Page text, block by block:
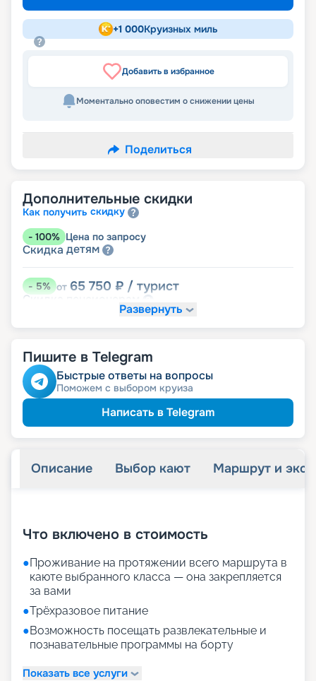
+1 000Круизных миль
Добавить в избранное
Моментально оповестим о снижении цены
Поделиться
Дополнительные скидки
Как получить скидку
- 100% Цена по запросу
Скидка детям
-5% от 65 750 ₽ / турист
Скидка
Развернуть
Пишите в Telegram
Быстрые ответы на вопросы
Поможем с выбором круиза
Написать в Telegram
Описание Выбор кают Маршрут и
Что включено в стоимость
●Проживание на протяжении всего маршрута в
каюте выбранного класса — она закрепляется
за вами
●Трёхразовое питание
●Возможность посещать развлекательные и
познавательные программы на борту
Показать все услуги